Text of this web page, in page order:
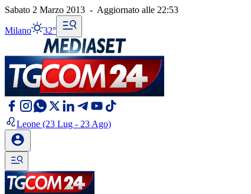
Sabato 2 Marzo 2013 - Aggiornato alle 22:53
Milano 32°
Leone (23 Lug - 23 Ago)